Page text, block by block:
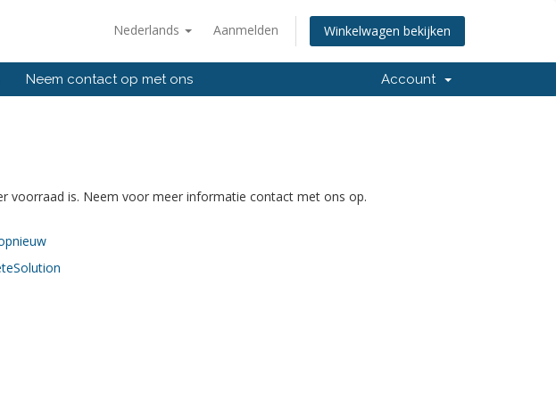
Nederlands Aanmelden Winkelwagen bekijken
Neem contact op met ons Account
voorraad is. Neem voor meer informatie contact met ons op.